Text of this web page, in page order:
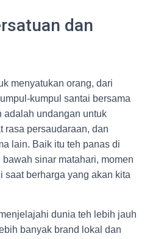
dan
menyatukan orang, dari
kumpul santai bersama
adalah undangan untuk
rasa persaudaraan, dan
lain. Baik itu teh panas di
sinar matahari, momen
berharga yang akan kita
dunia teh lebih jauh
banyak brand lokal dan